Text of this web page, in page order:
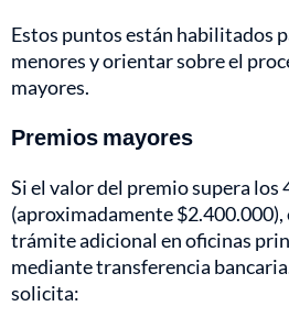
Estos puntos están habilitados
menores y orientar sobre el
mayores.
Premios mayores
Si el valor del premio supera los
(aproximadamente
trámite adicional en oficinas
mediante transferencia
solicita: